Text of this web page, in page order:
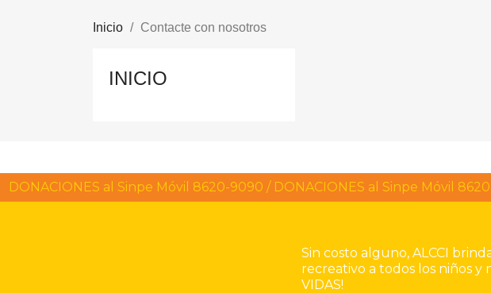
Inicio Contacte con nosotros
INICIO
DONACIONES al Sinpe Móvil 8620-9090 / DONACIONES al Sinpe Móvil
Sin costo alguno, ALCCI
recreativo a todos los niños y
VIDAS!